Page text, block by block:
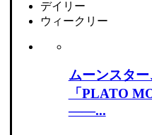
デイリー
ウィークリー
ムーンスタ
「PLATO
――...